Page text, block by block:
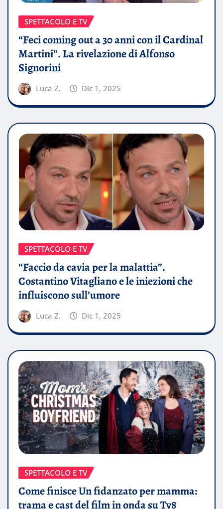
SPETTACOLO E TV
“Feci coming out a 30 anni con il Cardinal
Martini”. La rivelazione di Alfonso
Signorini
Luca Z. Dic 1, 2025
SPETTACOLO E TV
“Faccio da cavia per la malattia”.
Costantino Vitagliano e le iniezioni che
influiscono sull’umore
Luca Z. Dic 1, 2025
SPETTACOLO E TV
Come finisce Un fidanzato per mamma:
trama e cast del film in onda su Tv8